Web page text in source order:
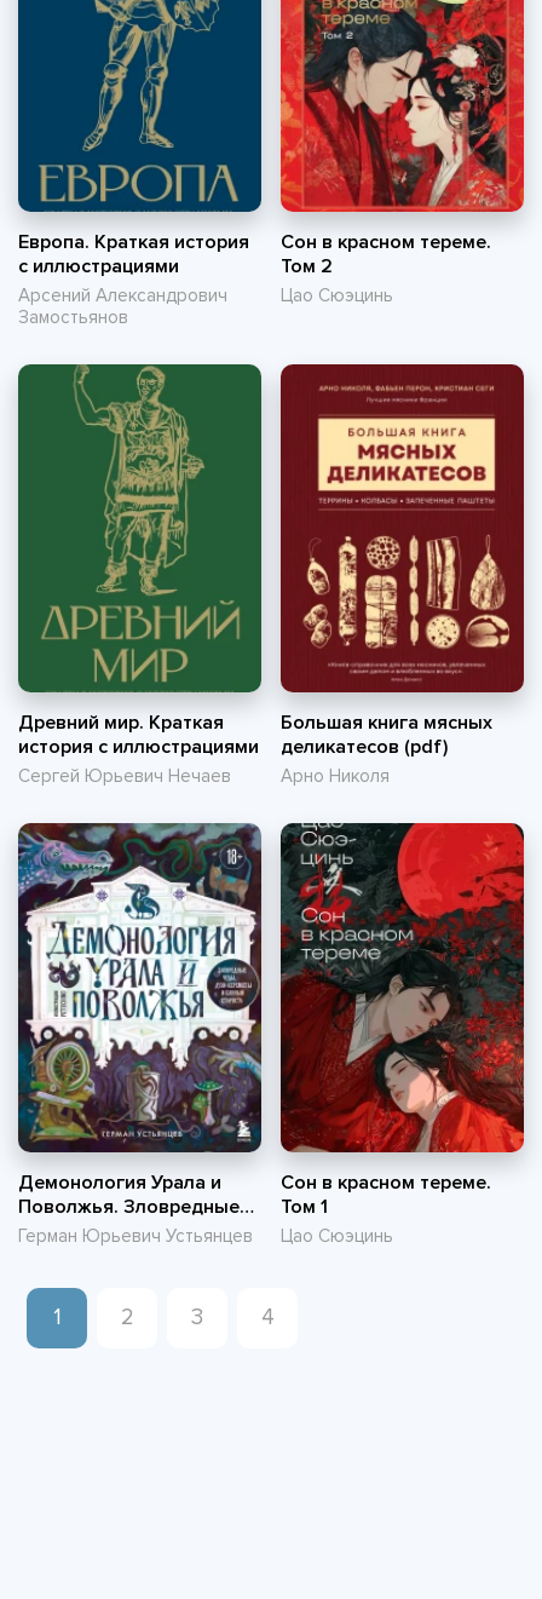
Европа. Краткая история
с иллюстрациями
Арсений Александрович
Замостьянов
Сон в красном тереме.
Том 2
Цао Сюэцинь
Древний мир. Краткая
история с иллюстрациями
Сергей Юрьевич Нечаев
Большая книга мясных
деликатесов (pdf)
Арно Николя
Демонология Урала и
Поволжья. Зловредные
чуды, духи-кереметы и
Герман Юрьевич Устьянцев
Сон в красном тереме.
Том 1
Цао Сюэцинь
1 2 3 4